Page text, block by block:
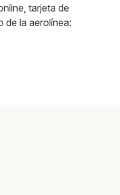
tarjeta de
de la aerolínea: